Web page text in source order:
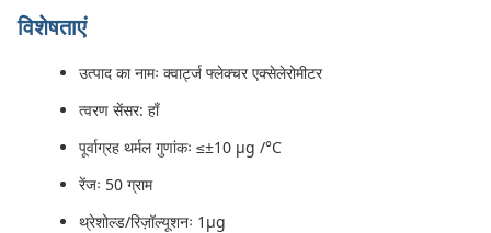
विशेषताएं
उत्पाद का नामः क्वार्ट्ज फ्लेक्चर एक्सेलेरोमीटर
त्वरण सेंसर: हाँ
पूर्वाग्रह थर्मल गुणांकः ≤±10 μg /°C
रेंजः 50 ग्राम
थ्रेशोल्ड/रिज़ॉल्यूशनः 1μg